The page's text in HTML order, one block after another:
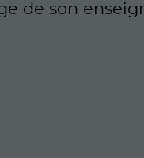
de son